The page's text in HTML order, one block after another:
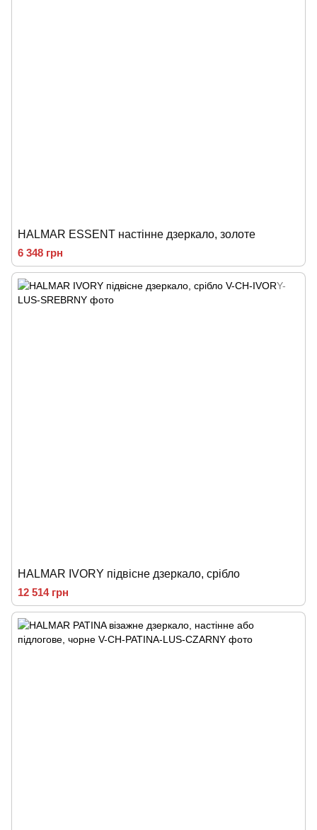
HALMAR ESSENT настінне дзеркало, золоте
6 348 грн
HALMAR IVORY підвісне дзеркало, срібло
12 514 грн